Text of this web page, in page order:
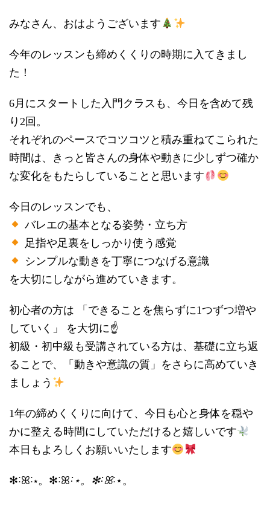
みなさん、おはようございます
今年のレッスンも締めくくりの時期に入てきまし
た！
6月にスタートした入門クラスも、今日を含めて残
り2回。
それぞれのペースでコツコツと積み重ねてこられた
時間は、きっと皆さんの身体や動きに少しずつ確か
な変化をもたらしていることと思います
今日のレッスンでも、
バレエの基本となる姿勢・立ち方
足指や足裏をしっかり使う感覚
シンプルな動きを丁寧につなげる意識
を大切にしながら進めていきます。
初心者の方は 「できることを焦らずに1つずつ増や
していく」 を大切に☝️
初級・初中級も受講されている方は、基礎に立ち返
ることで、「動きや意識の質」をさらに高めていき
ましょう
1年の締めくくりに向けて、今日も心と身体を穏や
かに整える時間にしていただけると嬉しいです
本日もよろしくお願いいたします
✻˸ꕤ˸⋆。✻˸ꕤ˸⋆。✻˸ꕤ˸⋆。